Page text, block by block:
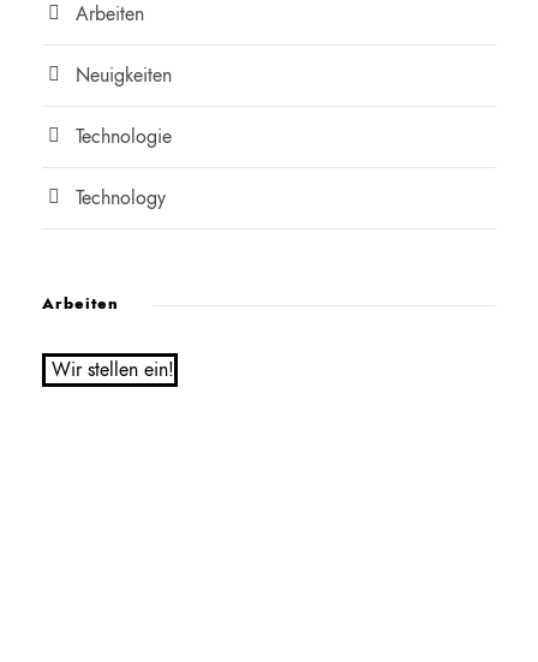
Arbeiten
Neuigkeiten
Technologie
Technology
Arbeiten
Wir stellen ein!